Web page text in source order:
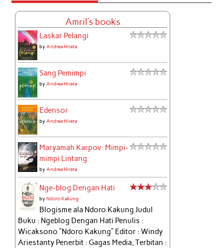
Amril's books
Laskar Pelangi
by Andrea Hirata
Sang Pemimpi
by Andrea Hirata
Edensor
by Andrea Hirata
Maryamah Karpov: Mimpi-
mimpi Lintang
by Andrea Hirata
Nge-blog Dengan Hati
byNdoro Kakung
Blogisme ala Ndoro Kakung Judul
Buku : Ngeblog Dengan Hati Penulis :
Wicaksono “Ndoro Kakung” Editor : Windy
Ariestanty Penerbit : Gagas Media, Terbitan :